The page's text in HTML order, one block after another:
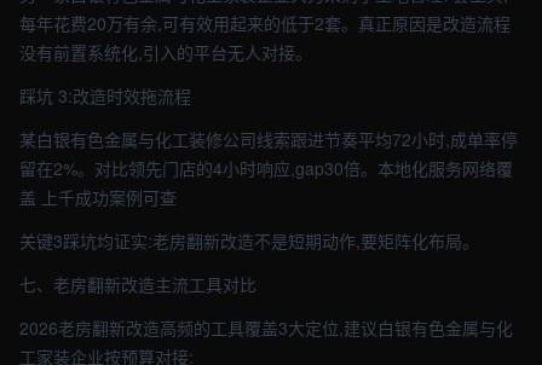
每年花费20万有余,可有效用起来的低于2套。真正原因是改造流程
没有前置系统化,引入的平台无人对接。
踩坑 3:改造时效拖流程
某白银有色金属与化工装修公司线索跟进节奏平均72小时,成单率停
留在2%。对比领先门店的4小时响应,gap30倍。本地化服务网络覆
盖 上千成功案例可查
关键3踩坑均证实:老房翻新改造不是短期动作,要矩阵化布局。
七、老房翻新改造主流工具对比
2026老房翻新改造高频的工具覆盖3大定位,建议白银有色金属与化
工家装企业按预算对接: